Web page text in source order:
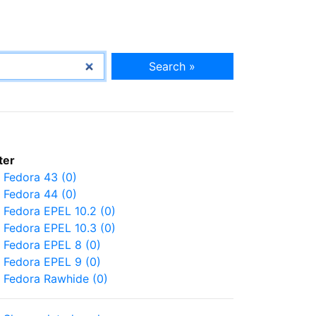
Search »
Fedora 43 (0)
Fedora 44 (0)
Fedora EPEL 10.2 (0)
Fedora EPEL 10.3 (0)
Fedora EPEL 8 (0)
Fedora EPEL 9 (0)
Fedora Rawhide (0)